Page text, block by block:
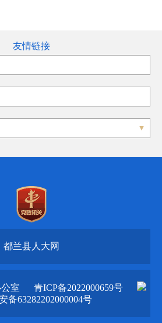
友情链接
都兰县人大网
室
青ICP备2022000659号
备63282202000004号